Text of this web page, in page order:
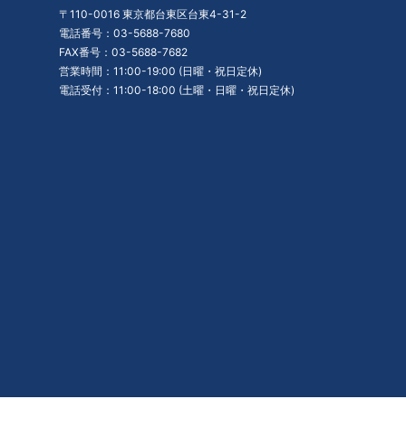
〒110-0016 東京都台東区台東4-31-2
電話番号：03-5688-7680
FAX番号：03-5688-7682
営業時間：11:00-19:00 (日曜・祝日定休)
電話受付：11:00-18:00 (土曜・日曜・祝日定休)